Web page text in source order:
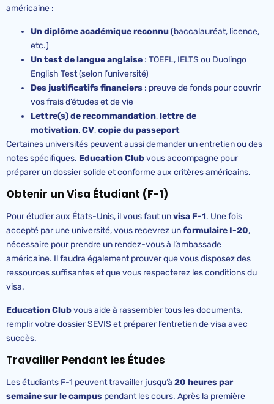
américaine :
Un diplôme académique reconnu(baccalauréat, licence,
etc.)
Un test de langue anglaise : TOEFL, IELTS ou Duolingo
English Test (selon l’université)
Des justificatifs financiers : preuve de fonds pour couvrir
vos frais d’études et de vie
Lettre(s) de recommandation,lettre de
motivation,CV,copie du passeport
Certaines universités peuvent aussi demander un entretien ou des
notes spécifiques. EducationClubvous accompagne pour
préparer un dossier solide et conforme aux critères américains.
Obtenir un Visa Étudiant (F-1)
Pour étudier aux États-Unis, il vous faut unvisa F-1. Une fois
accepté par une université, vous recevrez unformulaire I-20,
nécessaire pour prendre un rendez-vous à l’ambassade
américaine. Il faudra également prouver que vous disposez des
ressources suffisantes et que vous respecterez les conditions du
visa.
EducationClubvous aide à rassembler tous les documents,
remplir votre dossier SEVIS et préparer l’entretien de visa avec
succès.
Travailler Pendant les Études
Les étudiants F-1 peuvent travailler jusqu’à 20 heures par
semaine sur le campus pendant les cours. Après la première